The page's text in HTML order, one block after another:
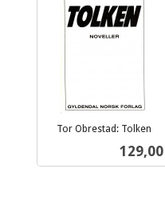
Tor Obrestad: Tolken
Pris
129,00